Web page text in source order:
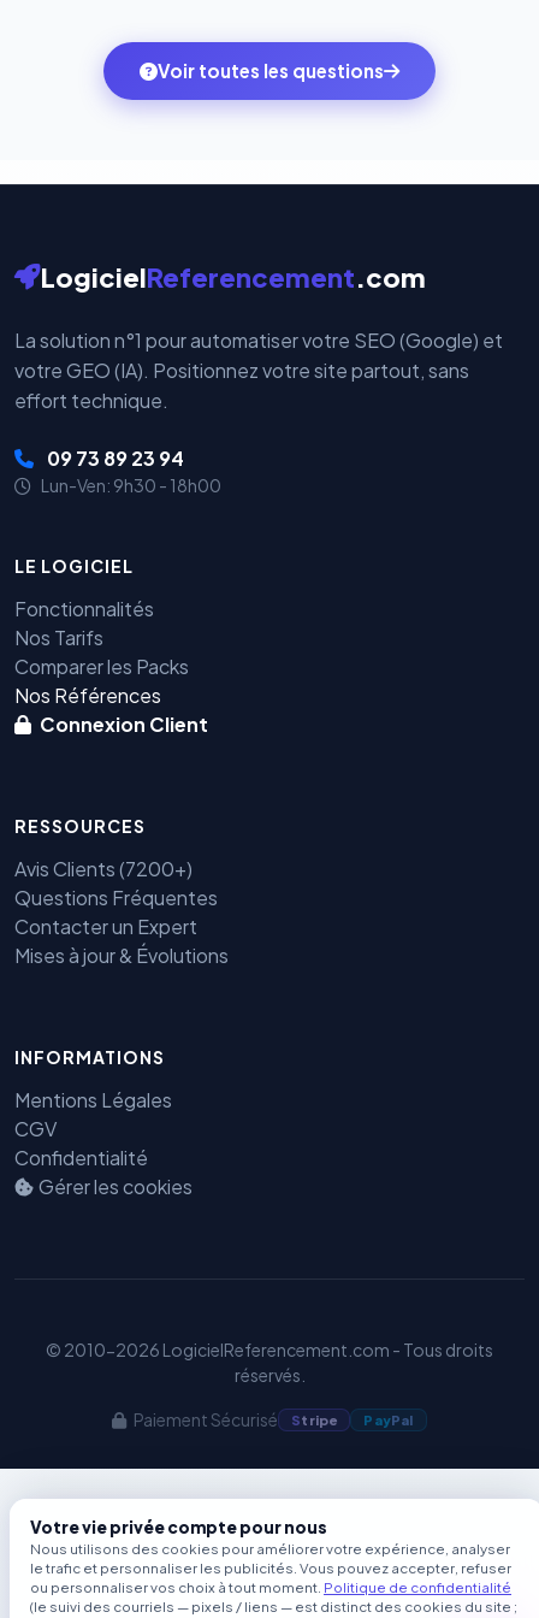
ambitions du moment — sans perdre vos données ni
votre historique.
monde. Vos données bancaires ne transitent jamais
par nos serveurs — elles sont gérées directement et
Voir toutes les questions
LogicielReferencement.com
La solution n°1 pour automatiser votre SEO (Google) et
votre GEO (IA). Positionnez votre site partout, sans
effort technique.
09 73 89 23 94
Lun-Ven: 9h30 - 18h00
LE LOGICIEL
Fonctionnalités
Nos Tarifs
Comparer les Packs
Nos Références
Connexion Client
RESSOURCES
Avis Clients (7200+)
Questions Fréquentes
Contacter un Expert
Mises à jour & Évolutions
INFORMATIONS
Mentions Légales
CGV
Confidentialité
Gérer les cookies
© 2010-2026 LogicielReferencement.com - Tous droits
réservés.
Paiement Sécurisé Stripe PayPal
Votre vie privée compte pour nous
Nous utilisons des cookies pour améliorer votre expérience, analyser
le trafic et personnaliser les publicités. Vous pouvez accepter, refuser
ou personnaliser vos choix à tout moment. Politique de confidentialité
(le suivi des courriels — pixels / liens — est distinct des cookies du site ;